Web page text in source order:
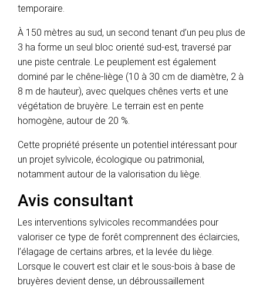
temporaire.
À 150 mètres au sud, un second tenant d’un peu plus de
3 ha forme un seul bloc orienté sud-est, traversé par
une piste centrale. Le peuplement est également
dominé par le chêne-liège (10 à 30 cm de diamètre, 2 à
8 m de hauteur), avec quelques chênes verts et une
végétation de bruyère. Le terrain est en pente
homogène, autour de 20 %.
Cette propriété présente un potentiel intéressant pour
un projet sylvicole, écologique ou patrimonial,
notamment autour de la valorisation du liège.
Avis consultant
Les interventions sylvicoles recommandées pour
valoriser ce type de forêt comprennent des éclaircies,
l’élagage de certains arbres, et la levée du liège.
Lorsque le couvert est clair et le sous-bois à base de
bruyères devient dense, un débroussaillement